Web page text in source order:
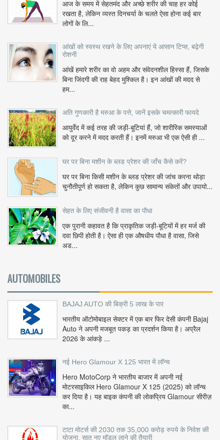
आज के समय में सेहतमंद और अच्छे शरीर की चाह हर कोई
रखता है, लेकिन व्यस्त दिनचर्या के चलते ऐसा होना कई बार
लोगों के लि...
आंखों को स्वस्थ रखने के लिए अपनाएं ये आसान टिप्स, बढ़ेगी
रोशनी
आंखें हमारे शरीर का वो अहम और संवेदनशील हिस्सा हैं, जिसके
बिना जिंदगी की राह बेहद मुश्किल है। इन आंखों की मदद से
हम...
अति गुणकारी है मरुआ के पत्ते, जानें इसके चमत्कारी फायदे
आयुर्वेद में कई तरह की जड़ी-बूटियां हैं, जो शारीरिक समस्याओं
को दूर करने में मदद करती हैं। इनमें मरुआ भी एक ऐसी ही ...
घर पर बिना मशीन के ब्लड प्रेशर की जाँच कैसे करें?
घर पर बिना किसी मशीन के ब्लड प्रेशर की जांच करना थोड़ा
चुनौतीपूर्ण हो सकता है, लेकिन कुछ सामान्य संकेतों और उपायो...
सेहत के लिए संजीवनी है वासा का पौधा
एक पुरानी कहावत है कि प्राकृतिक जड़ी-बूटियों में हर मर्ज की
दवा छिपी होती है। ऐसा ही एक औषधीय पौधा है वासा, जिसे
अड...
AUTOMOBILES
BAJAJ AUTO की बिक्री 5 लाख के पार
भारतीय ऑटोमोबाइल सेक्टर में एक बार फिर देसी कंपनी Bajaj
Auto ने अपनी मजबूत पकड़ का प्रदर्शन किया है। अप्रैल
2026 के आंकड़े ...
नई Hero Glamour X 125 भारत में लॉन्च
Hero MotoCorp ने भारतीय बाजार में अपनी नई
मोटरसाइकिल Hero Glamour X 125 (2025) को लॉन्च
कर दिया है। यह बाइक कंपनी की लोकप्रिय Glamour सीरीज़
का...
टाटा मोटर्स की 2030 तक 35,000 करोड़ रुपये के निवेश की
योजना, सात नए मॉडल लाने की तैयारी